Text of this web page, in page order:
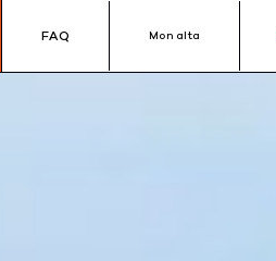
FAQ Mon alta